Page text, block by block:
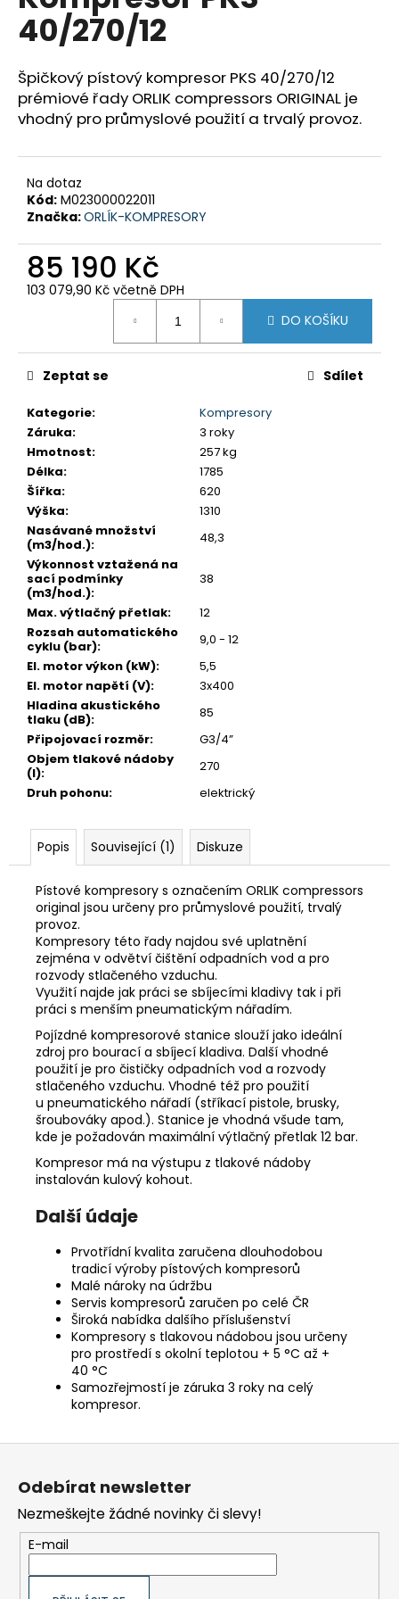
0,0
z
hvězdiček.
40/270/12
Špičkový pístový kompresor PKS 40/270/12
prémiové řady ORLIK compressors ORIGINAL je
vhodný pro průmyslové použití a trvalý provoz.
Na dotaz
Kód: M023000022011
Značka:ORLÍK-KOMPRESORY
85 190 Kč
103 079,90 Kč včetně DPH
DO KOŠÍKU
Kategorie:
Kompresory
Záruka:
3 roky
Hmotnost:
257 kg
Délka:
1785
Šířka:
620
Výška:
1310
Nasávané množství
(m3/hod.):
48,3
Výkonnost vztažená na
sací podmínky
(m3/hod.):
38
Max. výtlačný přetlak:
12
Rozsah automatického
cyklu (bar):
9,0 - 12
El. motor výkon (kW):
5,5
El. motor napětí (V):
3x400
Hladina akustického
tlaku (dB):
85
Připojovací rozměr:
G3/4”
Objem tlakové nádoby
(l):
270
Druh pohonu: elektrický
Zeptat se Sdílet
Popis Související (1) Diskuze
Pístové kompresory s označením ORLIK compressors
original jsou určeny pro průmyslové použití, trvalý
provoz.
Kompresory této řady najdou své uplatnění
zejména v odvětví čištění odpadních vod a pro
rozvody stlačeného vzduchu.
Využití najde jak práci se sbíjecími kladivy tak i při
práci s menším pneumatickým nářadím.
Pojízdné kompresorové stanice slouží jako ideální
zdroj pro bourací a sbíjecí kladiva. Další vhodné
použití je pro čističky odpadních vod a rozvody
stlačeného vzduchu. Vhodné též pro použití
u pneumatického nářadí (stříkací pistole, brusky,
šroubováky apod.). Stanice je vhodná všude tam,
kde je požadován maximální výtlačný přetlak 12 bar.
Kompresor má na výstupu z tlakové nádoby
instalován kulový kohout.
Další údaje
Prvotřídní kvalita zaručena dlouhodobou
tradicí výroby pístových kompresorů
Malé nároky na údržbu
Servis kompresorů zaručen po celé ČR
Široká nabídka dalšího příslušenství
Kompresory s tlakovou nádobou jsou určeny
pro prostředí s okolní teplotou + 5 °C až +
40 °C
Samozřejmostí je záruka 3 roky na celý
kompresor.
a
j
í
t
?
D
u
č
u
e
m
e
KOMPRESOR
SKS
17/270
49
990
Kč
Z
Odebírat newsletter
Nezmeškejte žádné novinky či slevy!
E-mail